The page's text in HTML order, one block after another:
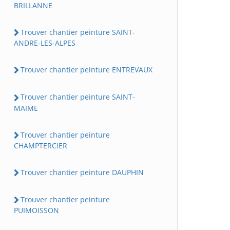
BRILLANNE
Trouver chantier peinture SAINT-
ANDRE-LES-ALPES
Trouver chantier peinture ENTREVAUX
Trouver chantier peinture SAINT-
MAIME
Trouver chantier peinture
CHAMPTERCIER
Trouver chantier peinture DAUPHIN
Trouver chantier peinture
PUIMOISSON